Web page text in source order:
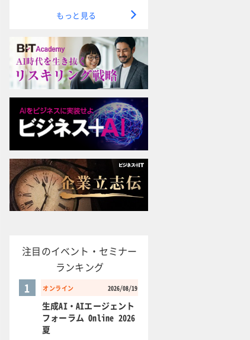
もっと見る
注目のイベント・セミナー
ランキング
オンライン 2026/08/19
1
生成AI・AIエージェント
フォーラム Online 2026
夏